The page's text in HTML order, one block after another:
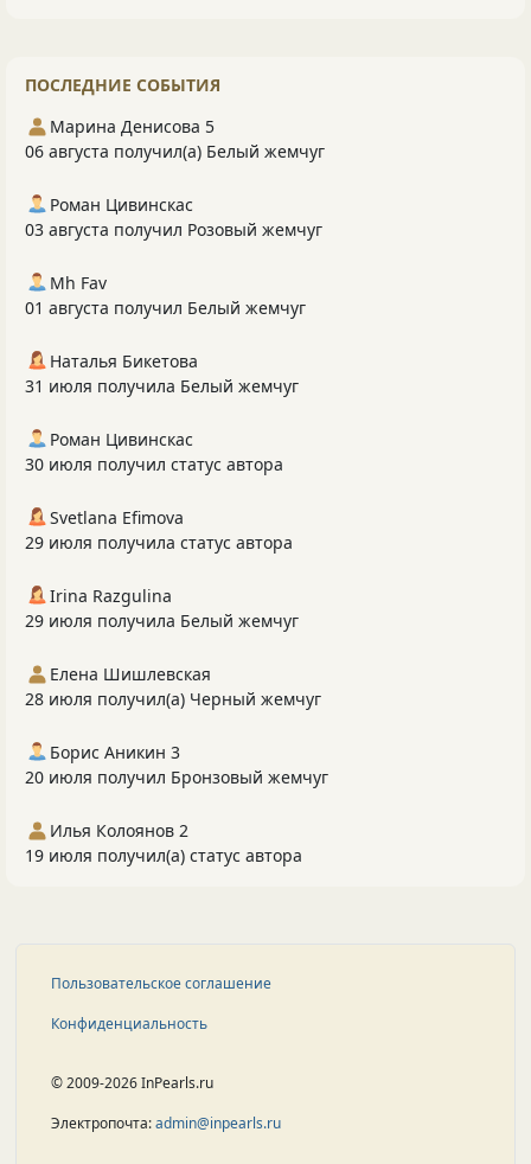
ПОСЛЕДНИЕ СОБЫТИЯ
Марина Денисова 5
06 августа получил(а) Белый жемчуг
Роман Цивинскас
03 августа получил Розовый жемчуг
Mh Fav
01 августа получил Белый жемчуг
Наталья Бикетова
31 июля получила Белый жемчуг
Роман Цивинскас
30 июля получил статус автора
Svetlana Efimova
29 июля получила статус автора
Irina Razgulina
29 июля получила Белый жемчуг
Елена Шишлевская
28 июля получил(а) Черный жемчуг
Борис Аникин 3
20 июля получил Бронзовый жемчуг
Илья Колоянов 2
19 июля получил(а) статус автора
Пользовательское соглашение
Конфиденциальность
© 2009-2026 InPearls.ru
Электропочта:admin@inpearls.ru